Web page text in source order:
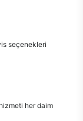
seçenekleri
her daim